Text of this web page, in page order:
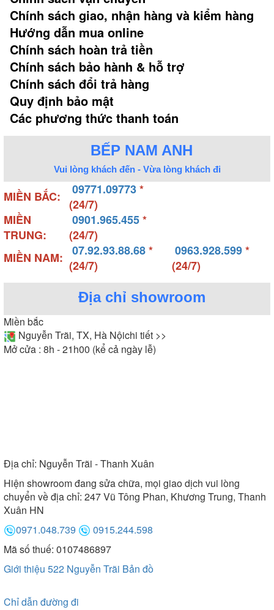
Chính sách giao, nhận hàng và kiểm hàng
Hướng dẫn mua online
Chính sách hoàn trả tiền
Chính sách bảo hành & hỗ trợ
Chính sách đổi trả hàng
Quy định bảo mật
Các phương thức thanh toán
BẾP NAM ANH
Vui lòng khách đến - Vừa lòng khách đi
MIỀN BẮC: 09771.09773*
(24/7)
MIỀN
TRUNG:
0901.965.455*
(24/7)
MIỀN NAM:
07.92.93.88.68*
(24/7)
0963.928.599*
(24/7)
Địa chỉ showroom
Miền bắc
Nguyễn Trãi, TX, Hà Nộichi tiết >>
Mở cửa : 8h - 21h00 (kể cả ngày lễ)
Địa chỉ: Nguyễn Trãi - Thanh Xuân
Hiện showroom đang sửa chữa, mọi giao dịch vui lòng
chuyển về địa chỉ: 247 Vũ Tông Phan, Khương Trung, Thanh
Xuân HN
0971.048.739
0915.244.598
Mã số thuế: 0107486897
Giới thiệu 522 Nguyễn Trãi Bản đồ
Chỉ dẫn đường đi